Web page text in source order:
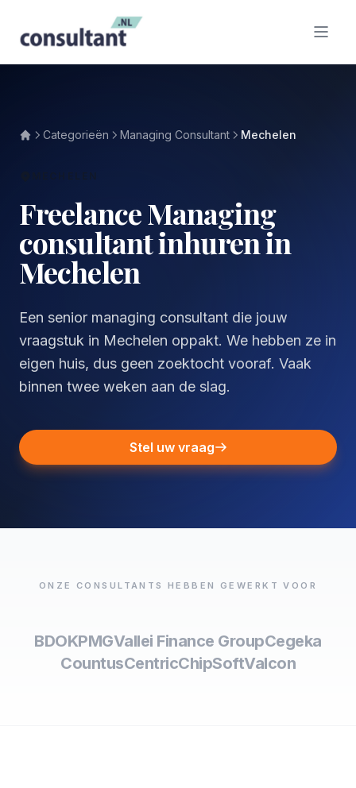
Categorieën Managing Consultant Mechelen
Freelance Managing
consultant inhuren in
Mechelen
Een senior managing consultant die jouw
vraagstuk in Mechelen oppakt. We hebben ze in
eigen huis, dus geen zoektocht vooraf. Vaak
binnen twee weken aan de slag.
Stel uw vraag
ONZE CONSULTANTS HEBBEN GEWERKT VOOR
BDOKPMGVallei Finance GroupCegeka
CountusCentricChipSoftValcon